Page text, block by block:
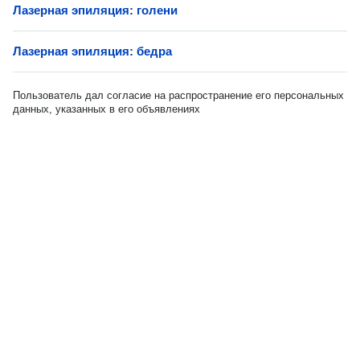
Лазерная эпиляция: голени
Лазерная эпиляция: бедра
Пользователь дал согласие на распространение его персональных
данных, указанных в его объявлениях